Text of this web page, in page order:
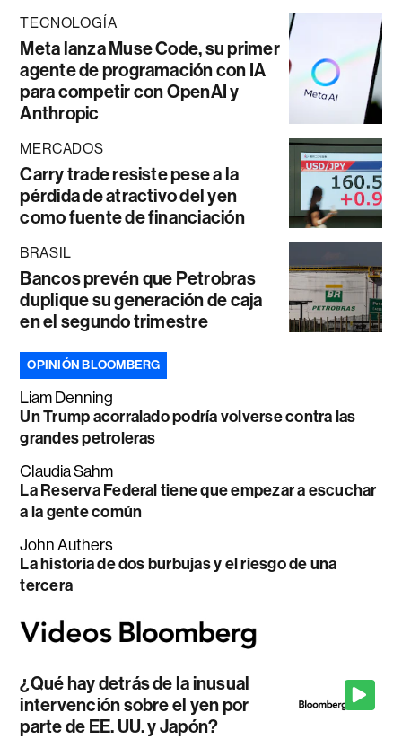
TECNOLOGÍA
Meta lanza Muse Code, su primer
agente de programación con IA
para competir con OpenAI y
Anthropic
MERCADOS
Carry trade resiste pese a la
pérdida de atractivo del yen
como fuente de financiación
BRASIL
Bancos prevén que Petrobras
duplique su generación de caja
en el segundo trimestre
OPINIÓN BLOOMBERG
Liam Denning
Un Trump acorralado podría volverse contra las
grandes petroleras
Claudia Sahm
La Reserva Federal tiene que empezar a escuchar
a la gente común
John Authers
La historia de dos burbujas y el riesgo de una
tercera
¿Qué hay detrás de la inusual
intervención sobre el yen por
parte de EE. UU. y Japón?